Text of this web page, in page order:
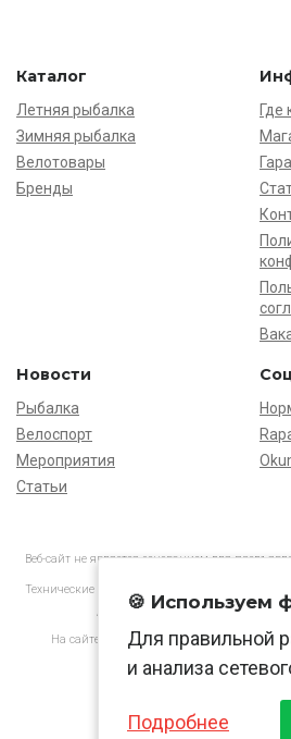
Каталог
Летняя рыбалка
Зимняя рыбалка
Велотовары
Бренды
Где
Новости
Рыбалка
Велоспорт
Мероприятия
Статьи
Веб-сайт не является основанием для
Технические характеристики товаров могут
АО «Нормарк» ИНН 7728172512
На сайте применяютсярекомендательные
🍪 Используем
Для правильной
и анализа
Подробнее